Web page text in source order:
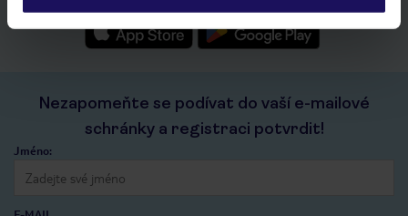
Nezapomeňte se podívat do vaší e-mailové
schránky a registraci potvrdit!
Jméno: